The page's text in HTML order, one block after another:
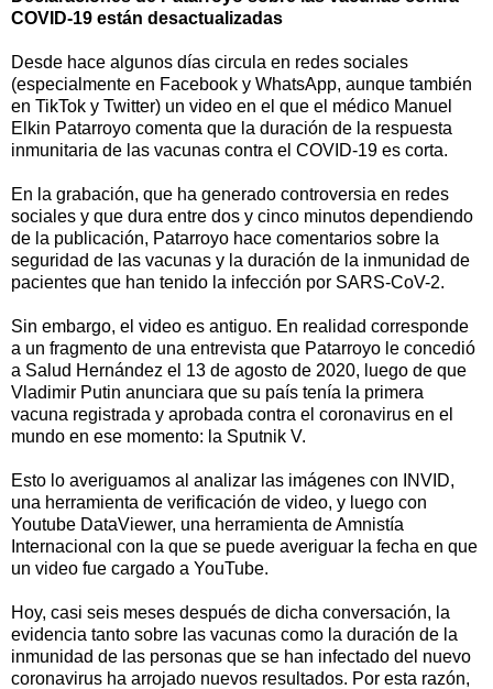
COVID-19 están desactualizadas
Desde hace algunos días circula en redes sociales
(especialmente en Facebook y WhatsApp, aunque también
en TikTok y Twitter) un video en el que el médico Manuel
Elkin Patarroyo comenta que la duración de la respuesta
inmunitaria de las vacunas contra el COVID-19 es corta.
En la grabación, que ha generado controversia en redes
sociales y que dura entre dos y cinco minutos dependiendo
de la publicación, Patarroyo hace comentarios sobre la
seguridad de las vacunas y la duración de la inmunidad de
pacientes que han tenido la infección por SARS-CoV-2.
Sin embargo, el video es antiguo. En realidad corresponde
a un fragmento de una entrevista que Patarroyo le concedió
a Salud Hernández el 13 de agosto de 2020, luego de que
Vladimir Putin anunciara que su país tenía la primera
vacuna registrada y aprobada contra el coronavirus en el
mundo en ese momento: la Sputnik V.
Esto lo averiguamos al analizar las imágenes con INVID,
una herramienta de verificación de video, y luego con
Youtube DataViewer, una herramienta de Amnistía
Internacional con la que se puede averiguar la fecha en que
un video fue cargado a YouTube.
Hoy, casi seis meses después de dicha conversación, la
evidencia tanto sobre las vacunas como la duración de la
inmunidad de las personas que se han infectado del nuevo
coronavirus ha arrojado nuevos resultados. Por esta razón,